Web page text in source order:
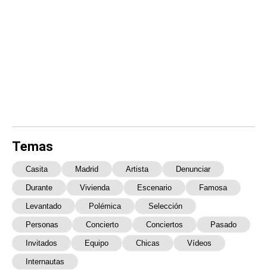
Temas
Casita Madrid Artista Denunciar
Durante Vivienda Escenario Famosa
Levantado Polémica Selección
Personas Concierto Conciertos Pasado
Invitados Equipo Chicas Vídeos
Internautas